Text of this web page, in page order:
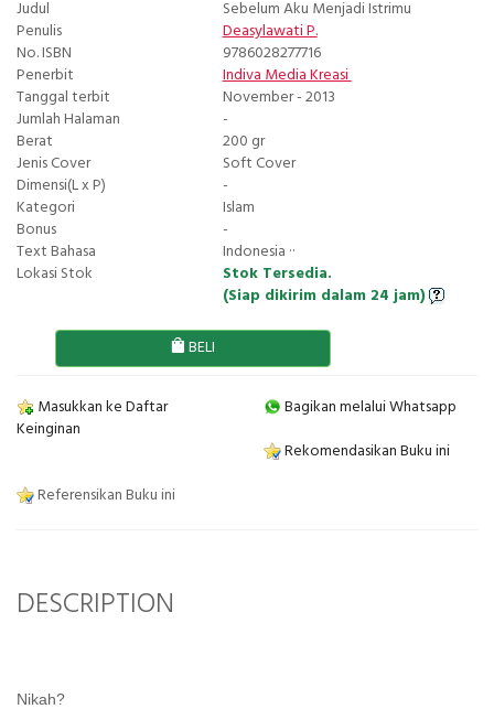
Judul
Sebelum Aku Menjadi Istrimu
Penulis
Deasylawati P.
No. ISBN
9786028277716
Penerbit
Indiva Media Kreasi
Tanggal terbit
November - 2013
Jumlah Halaman
-
Berat
200 gr
Jenis Cover
Soft Cover
Dimensi(L x P)
-
Kategori
Islam
Bonus
-
Text Bahasa
Indonesia ··
Lokasi Stok
Stok Tersedia.
(Siap dikirim dalam 24 jam)
BELI
Masukkan ke Daftar
Keinginan
Bagikan melalui Whatsapp
Rekomendasikan Buku ini
Referensikan Buku ini
DESCRIPTION
Nikah?